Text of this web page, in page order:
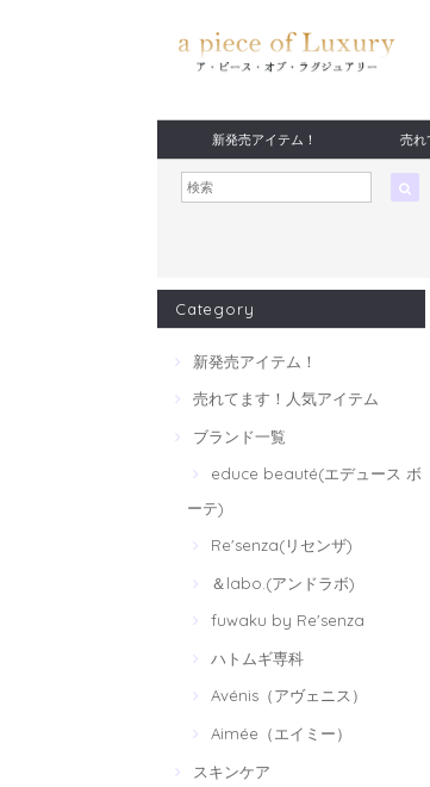
新発売アイテム！ 売れ
Category
新発売アイテム！
売れてます！人気アイテム
ブランド一覧
educe beauté(エデュース ボ
ーテ)
Re'senza(リセンザ)
＆labo.(アンドラボ)
fuwaku by Re'senza
ハトムギ専科
Avénis（アヴェニス）
Aimée（エイミー）
スキンケア